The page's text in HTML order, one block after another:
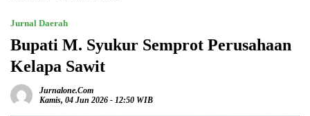
Jurnal Daerah
Bupati M. Syukur Semprot Perusahaan
Kelapa Sawit
Jurnalone.com
Kamis, 04 Jun 2026 - 12:50 WIB